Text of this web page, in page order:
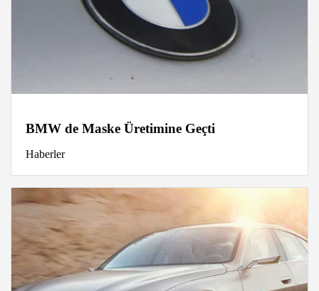
BMW de Maske Üretimine Geçti
Haberler